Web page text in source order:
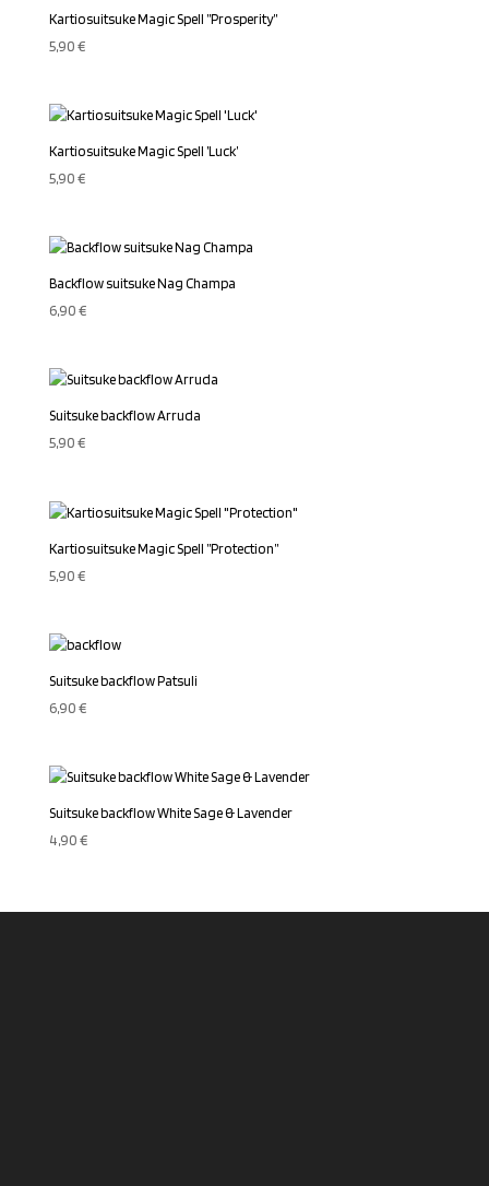
Kartiosuitsuke Magic Spell ”Prosperity”
5,90€
Kartiosuitsuke Magic Spell ’Luck’
5,90€
Backflow suitsuke Nag Champa
6,90€
Suitsuke backflow Arruda
5,90€
Kartiosuitsuke Magic Spell ”Protection”
5,90€
Suitsuke backflow Patsuli
6,90€
Suitsuke backflow White Sage & Lavender
4,90€